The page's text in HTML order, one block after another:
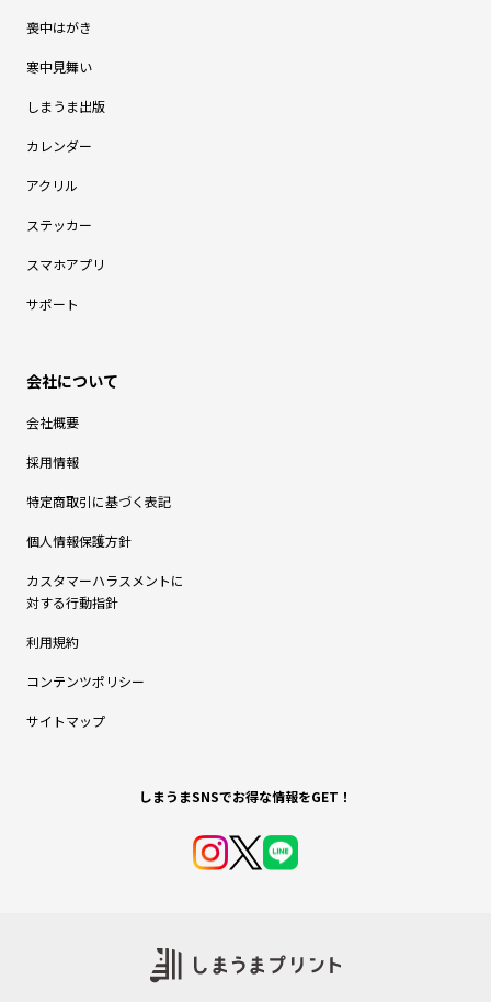
喪中はがき
寒中見舞い
しまうま出版
カレンダー
アクリル
ステッカー
スマホアプリ
サポート
会社概要
採用情報
特定商取引に基づく表記
個人情報保護方針
カスタマーハラスメントに
対する行動指針
利用規約
コンテンツポリシー
サイトマップ